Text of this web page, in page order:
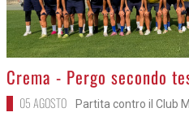
>
Crema - Pergo secondo
05 AGOSTO Partita contro il Club